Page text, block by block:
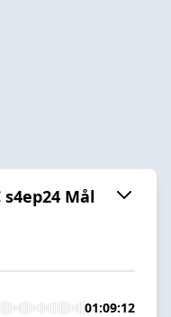
s4ep24 Mål
01:09:12